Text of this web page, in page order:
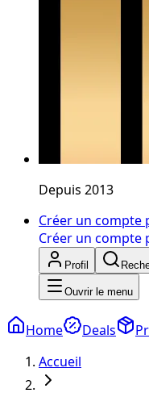
Depuis 2013
Créer un compte
Créer un compte
Profil
Ouvrir le menu
Home Deals
Accueil